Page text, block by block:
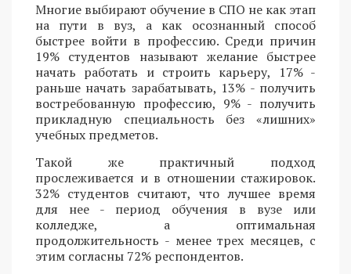
Многие выбирают обучение в СПО не как этап
на пути в вуз, а как осознанный способ
быстрее войти в профессию. Среди причин
19% студентов называют желание быстрее
начать работать и строить карьеру, 17% -
раньше начать зарабатывать, 13% - получить
востребованную профессию, 9% - получить
прикладную специальность без «лишних»
учебных предметов.
Такой же практичный подход
прослеживается и в отношении стажировок.
32% студентов считают, что лучшее время
для нее - период обучения в вузе или
колледже, а оптимальная
продолжительность - менее трех месяцев, с
этим согласны 72% респондентов.